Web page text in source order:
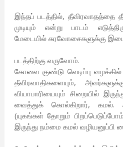
இந்தப் படத்தில், தீவிரவாதத்தை
முடியும் என்று பாடம்
மேடையில் கரவோசைகளுக்கு
படத்திற்கு வருவோம்.
கோவை குண்டு வெடிப்பு வழக்கில்
தீவிரவாதிகளையும்,
வியாபாரியையும் சிறையில்
வைத்துக் கொல்கிறார், கமல்.
(யுகங்கள் தோறும்
இருந்து நம்மை கமல் வழியனுப்பி